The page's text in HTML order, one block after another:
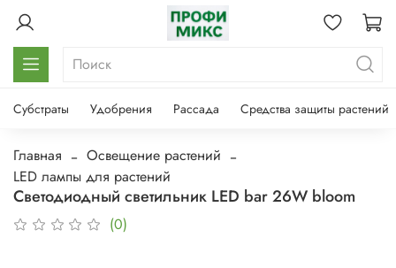
Субстраты Удобрения Рассада Средства защиты растений
Главная
Освещение растений
LED лампы для растений
Светодиодный светильник LED bar 26W bloom
(0)